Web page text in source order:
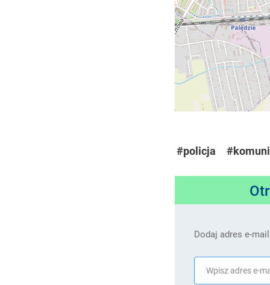
#policja
Dodaj adres e-